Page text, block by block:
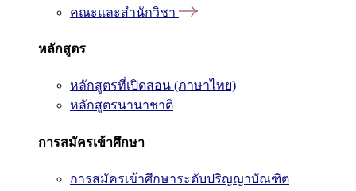
คณะและสำนักวิชา
หลักสูตร
หลักสูตรที่เปิดสอน (ภาษาไทย)
หลักสูตรนานาชาติ
การสมัครเข้าศึกษา
การสมัครเข้าศึกษาระดับปริญญาบัณฑิต